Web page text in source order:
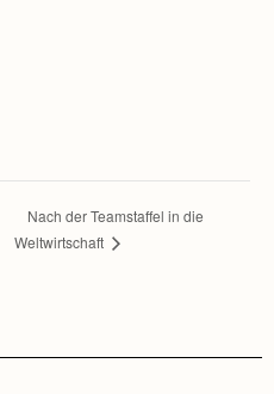
Nach der Teamstaffel in die
Weltwirtschaft